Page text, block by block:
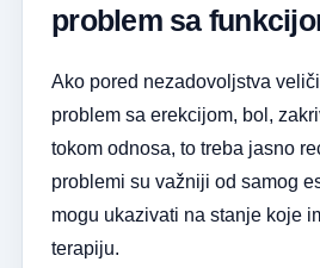
problem sa
Ako pored nezadovoljstva
problem sa erekcijom, bol,
tokom odnosa, to treba jasno
problemi su važniji od samog
mogu ukazivati na stanje koje
terapiju.